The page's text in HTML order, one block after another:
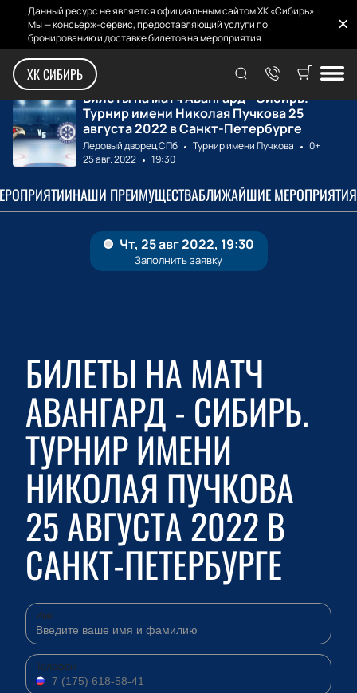
Данный ресурс не является официальным сайтом ХК «Сибирь».
Мы — консьерж-сервис, предоставляющий услуги по
бронированию и доставке билетов на мероприятия.
ХК СИБИРЬ
Главная Билеты на матчи Авангард - Сибир...
Билеты на матч Авангард - Сибирь.
Турнир имени Николая Пучкова 25
августа 2022 в Санкт-Петербурге
Ледовый дворец СПб Турнир имени Пучкова
0+
25 авг. 2022
19:30
НАШИ ПРЕИМУЩЕСТВАБЛИЖАЙШИЕ МЕРОПРИЯТИЯ
БИЛЕТЫ НА МАТЧ
АВАНГАРД - СИБИРЬ.
ТУРНИР ИМЕНИ
НИКОЛАЯ ПУЧКОВА
25 АВГУСТА 2022 В
САНКТ-ПЕТЕРБУРГЕ
Имя
Телефон